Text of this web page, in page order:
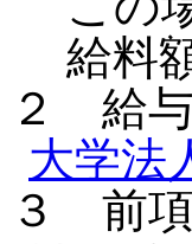
給料
２ 給与
大学法
３ 前項